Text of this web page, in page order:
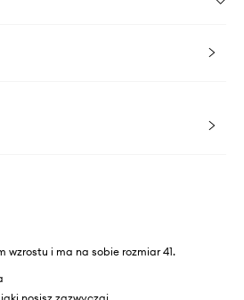
wzrostu i ma na sobie rozmiar 41.